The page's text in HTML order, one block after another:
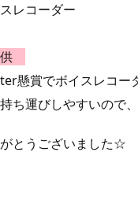
レコーダー
懸賞でボイスレコー
ち運びしやすいので
とうございました☆